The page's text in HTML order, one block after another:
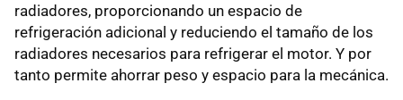
radiadores, proporcionando un espacio de
refrigeración adicional y reduciendo el tamaño de los
radiadores necesarios para refrigerar el motor. Y por
tanto permite ahorrar peso y espacio para la mecánica.